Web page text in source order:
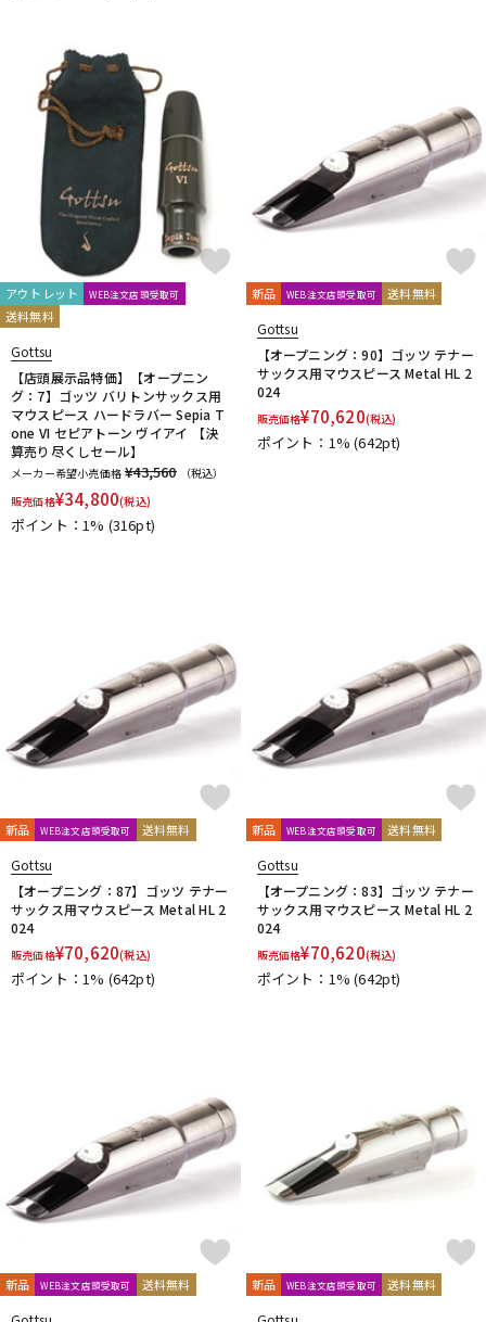
アウトレット WEB注文店頭受取可
送料無料
Gottsu
【店頭展示品特価】【オープニン
グ：7】ゴッツ バリトンサックス用
マウスピース ハードラバー Sepia T
one VI セピアトーン ヴイアイ 【決
算売り尽くしセール】
メーカー希望小売価格 ¥43,560
（税込）
販売価格¥34,800(税込)
ポイント：1% (316pt)
新品 WEB注文店頭受取可 送料無料
Gottsu
【オープニング：90】ゴッツ テナー
サックス用マウスピース Metal HL 2
024
販売価格¥70,620(税込)
ポイント：1%(642pt)
新品 WEB注文店頭受取可 送料無料
Gottsu
【オープニング：87】ゴッツ テナー
サックス用マウスピース Metal HL 2
024
販売価格¥70,620(税込)
ポイント：1% (642pt)
新品 WEB注文店頭受取可 送料無料
Gottsu
【オープニング：83】ゴッツ テナー
サックス用マウスピース Metal HL 2
024
販売価格¥70,620(税込)
ポイント：1%(642pt)
新品 WEB注文店頭受取可 送料無料 新品 WEB注文店頭受取可 送料無料